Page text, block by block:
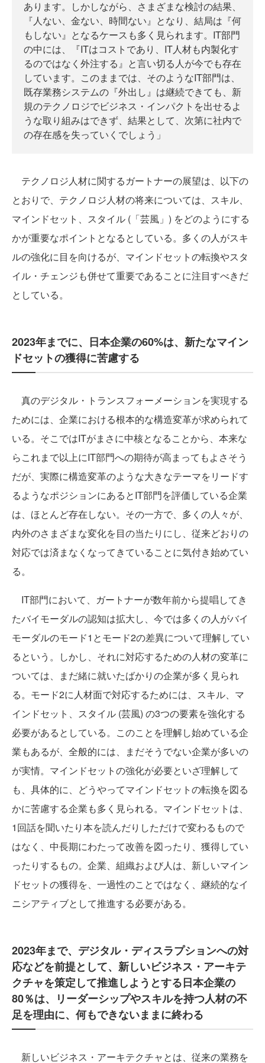
あります。しかしながら、さまざまな検討の結果、
『人ない、金ない、時間ない』となり、結局は『何
もしない』となるケースも多く見られます。IT部門
の中には、『ITはコストであり、IT人材も内製化す
るのではなく外注する』と言い切る人が今でも存在
しています。このままでは、そのようなIT部門は、
既存業務システムの『外出し』は継続できても、新
規のテクノロジでビジネス・インパクトを出せるよ
うな取り組みはできず、結果として、次第に社内で
の存在感を失っていくでしょう」
テクノロジ人材に関するガートナーの展望は、以下の
とおりで、テクノロジ人材の将来については、スキル、
マインドセット、スタイル (「芸風」) をどのようにする
かが重要なポイントとなるとしている。多くの人がスキ
ルの強化に目を向けるが、マインドセットの転換やスタ
イル・チェンジも併せて重要であることに注目すべきだ
としている。
2023年までに、日本企業の60%は、新たなマイン
ドセットの獲得に苦慮する
真のデジタル・トランスフォーメーションを実現する
ためには、企業における根本的な構造変革が求められて
いる。そこではITがまさに中核となることから、本来な
らこれまで以上にIT部門への期待が高まってもよさそう
だが、実際に構造変革のような大きなテーマをリードす
るようなポジションにあるとIT部門を評価している企業
は、ほとんど存在しない。その一方で、多くの人々が、
内外のさまざまな変化を目の当たりにし、従来どおりの
対応では済まなくなってきていることに気付き始めてい
る。
IT部門において、ガートナーが数年前から提唱してき
たバイモーダルの認知は拡大し、今では多くの人がバイ
モーダルのモード1とモード2の差異について理解してい
るという。しかし、それに対応するための人材の変革に
ついては、まだ緒に就いたばかりの企業が多く見られ
る。モード2に人材面で対応するためには、スキル、マ
インドセット、スタイル (芸風) の3つの要素を強化する
必要があるとしている。このことを理解し始めている企
業もあるが、全般的には、まだそうでない企業が多いの
が実情。マインドセットの強化が必要といざ理解して
も、具体的に、どうやってマインドセットの転換を図る
かに苦慮する企業も多く見られる。マインドセットは、
1回話を聞いたり本を読んだりしただけで変わるもので
はなく、中長期にわたって改善を図ったり、獲得してい
ったりするもの。企業、組織および人は、新しいマイン
ドセットの獲得を、一過性のことではなく、継続的なイ
ニシアティブとして推進する必要がある。
2023年まで、デジタル・ディスラプションへの対
応などを前提として、新しいビジネス・アーキテ
クチャを策定して推進しようとする日本企業の
80％は、リーダーシップやスキルを持つ人材の不
足を理由に、何もできないままに終わる
新しいビジネス・アーキテクチャとは、従来の業務を